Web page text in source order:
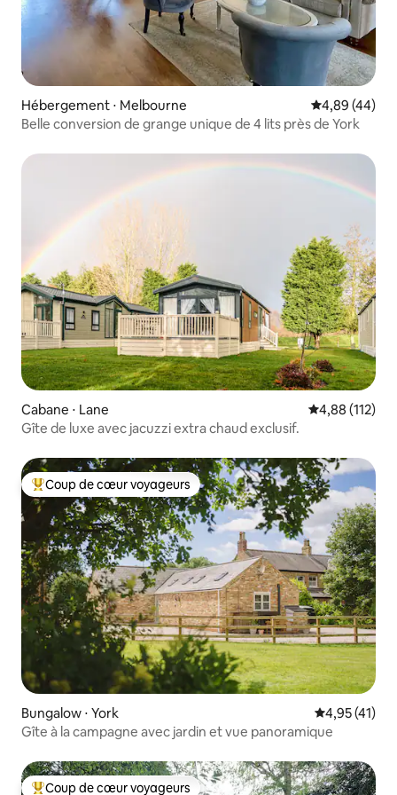
Hébergement ⋅ Melbourne Évaluation
4,89 (44)
Belle conversion de grange unique de 4 lits près de York
Cabane ⋅ Lane Évaluation
4,88 (112)
Gîte de luxe avec jacuzzi extra chaud exclusif.
Coups de cœur voyageurs les plus appréciés
Coup de cœur voyageurs
Bungalow ⋅ York Évaluation
4,95 (41)
Gîte à la campagne avec jardin et vue panoramique
Coup de cœur voyageurs